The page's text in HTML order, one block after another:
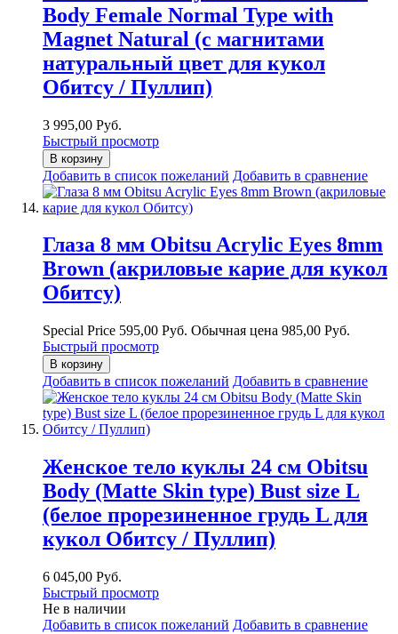
Body Female Normal Type with
Magnet Natural (с магнитами
натуральный цвет для кукол
Обитсу / Пуллип)
3 995,00 Руб.
Быстрый просмотр
В корзину
Добавить в список пожеланий Добавить в сравнение
Глаза 8 мм Obitsu Acrylic Eyes 8mm
Brown (акриловые карие для кукол
Обитсу)
Special Price 595,00 Руб. Обычная цена 985,00 Руб.
Быстрый просмотр
В корзину
Добавить в список пожеланий Добавить в сравнение
Женское тело куклы 24 см Obitsu
Body (Matte Skin type) Bust size L
(белое прорезиненное грудь L для
кукол Обитсу / Пуллип)
6 045,00 Руб.
Быстрый просмотр
Не в наличии
Добавить в список пожеланий Добавить в сравнение